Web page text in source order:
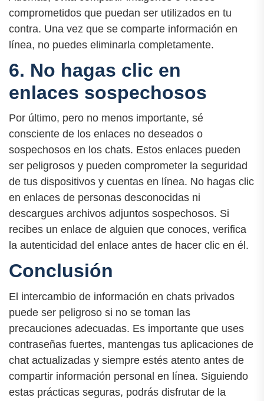
comprometidos que puedan ser utilizados en tu
contra. Una vez que se comparte información en
línea, no puedes eliminarla completamente.
6. No hagas clic en
enlaces sospechosos
Por último, pero no menos importante, sé
consciente de los enlaces no deseados o
sospechosos en los chats. Estos enlaces pueden
ser peligrosos y pueden comprometer la seguridad
de tus dispositivos y cuentas en línea. No hagas clic
en enlaces de personas desconocidas ni
descargues archivos adjuntos sospechosos. Si
recibes un enlace de alguien que conoces, verifica
la autenticidad del enlace antes de hacer clic en él.
Conclusión
El intercambio de información en chats privados
puede ser peligroso si no se toman las
precauciones adecuadas. Es importante que uses
contraseñas fuertes, mantengas tus aplicaciones de
chat actualizadas y siempre estés atento antes de
compartir información personal en línea. Siguiendo
estas prácticas seguras, podrás disfrutar de la